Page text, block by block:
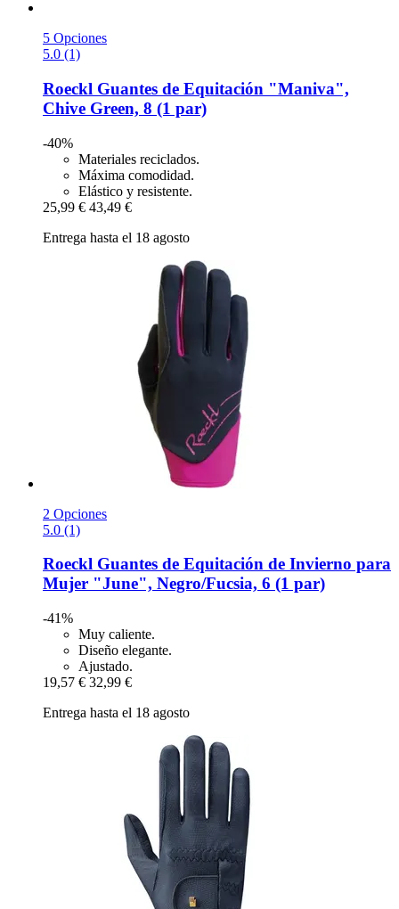
5 Opciones
5.0 (1)
Roeckl Guantes de Equitación "Maniva",
Chive Green, 8 (1 par)
-40%
Materiales reciclados.
Máxima comodidad.
Elástico y resistente.
25,99 € 43,49 €
Entrega hasta el 18 agosto
2 Opciones
5.0 (1)
Roeckl Guantes de Equitación de Invierno para
Mujer "June", Negro/Fucsia, 6 (1 par)
-41%
Muy caliente.
Diseño elegante.
Ajustado.
19,57 € 32,99 €
Entrega hasta el 18 agosto